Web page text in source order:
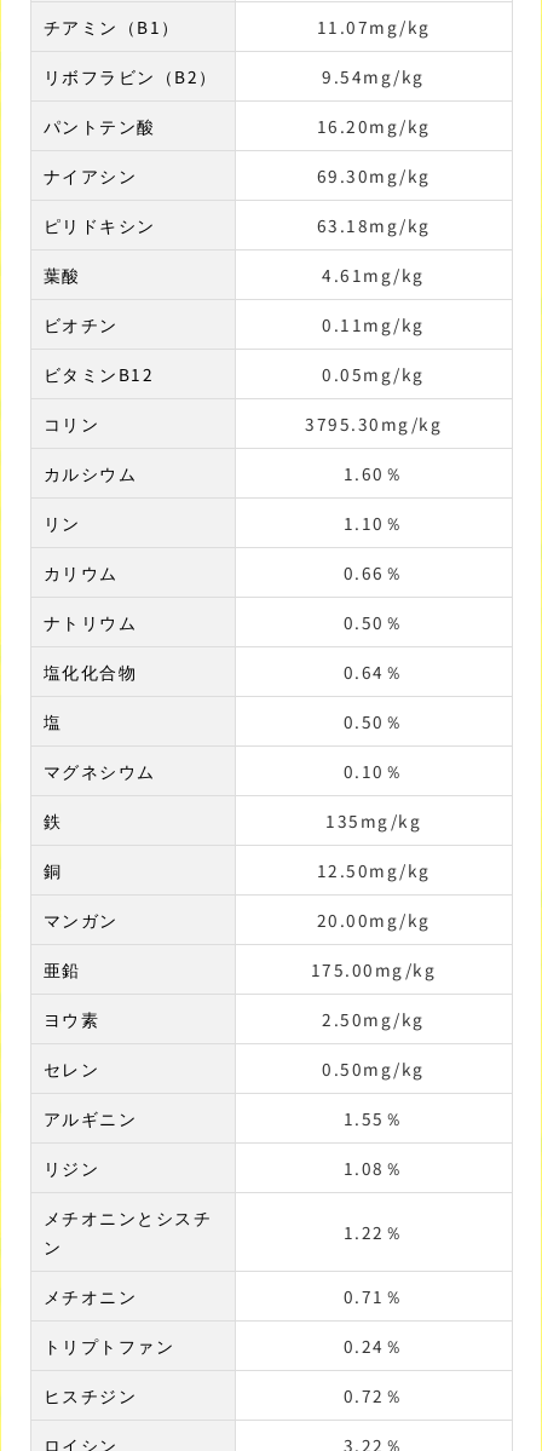
チアミン（B1） 11.07mg/kg
リボフラビン（B2） 9.54mg/kg
パントテン酸 16.20mg/kg
ナイアシン 69.30mg/kg
ピリドキシン 63.18mg/kg
葉酸 4.61mg/kg
ビオチン 0.11mg/kg
ビタミンB12 0.05mg/kg
コリン 3795.30mg/kg
カルシウム 1.60％
リン 1.10％
カリウム 0.66％
ナトリウム 0.50％
塩化化合物 0.64％
塩 0.50％
マグネシウム 0.10％
鉄 135mg/kg
銅 12.50mg/kg
マンガン 20.00mg/kg
亜鉛 175.00mg/kg
ヨウ素 2.50mg/kg
セレン 0.50mg/kg
アルギニン 1.55％
リジン 1.08％
メチオニンとシスチ
ン
1.22％
メチオニン 0.71％
トリプトファン 0.24％
ヒスチジン 0.72％
ロイシン 3.22％